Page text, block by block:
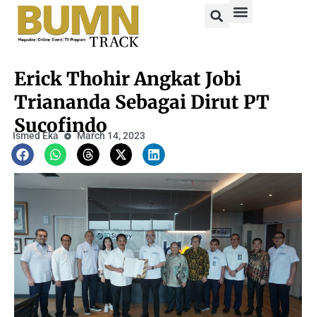
Erick Thohir Angkat Jobi
Triananda Sebagai Dirut PT
Sucofindo
Ismed Eka March 14, 2023